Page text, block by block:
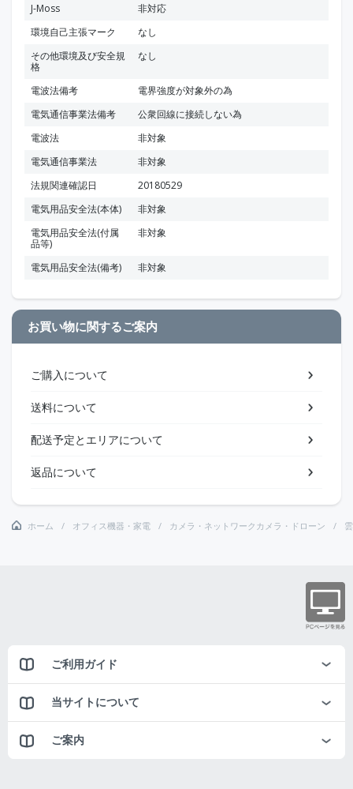
J-Moss
非対応
環境自己主張マーク
なし
その他環境及び安全規
格
なし
電波法備考
電界強度が対象外の為
電気通信事業法備考
公衆回線に接続しない為
電波法
非対象
電気通信事業法
非対象
法規関連確認日
20180529
電気用品安全法(本体)
非対象
電気用品安全法(付属
品等)
非対象
電気用品安全法(備考) 非対象
お買い物に関するご案内
ご購入について
送料について
配送予定とエリアについて
返品について
ホーム オフィス機器・家電 カメラ・ネットワークカメラ・ドローン
ご利用ガイド
当サイトについて
ご案内